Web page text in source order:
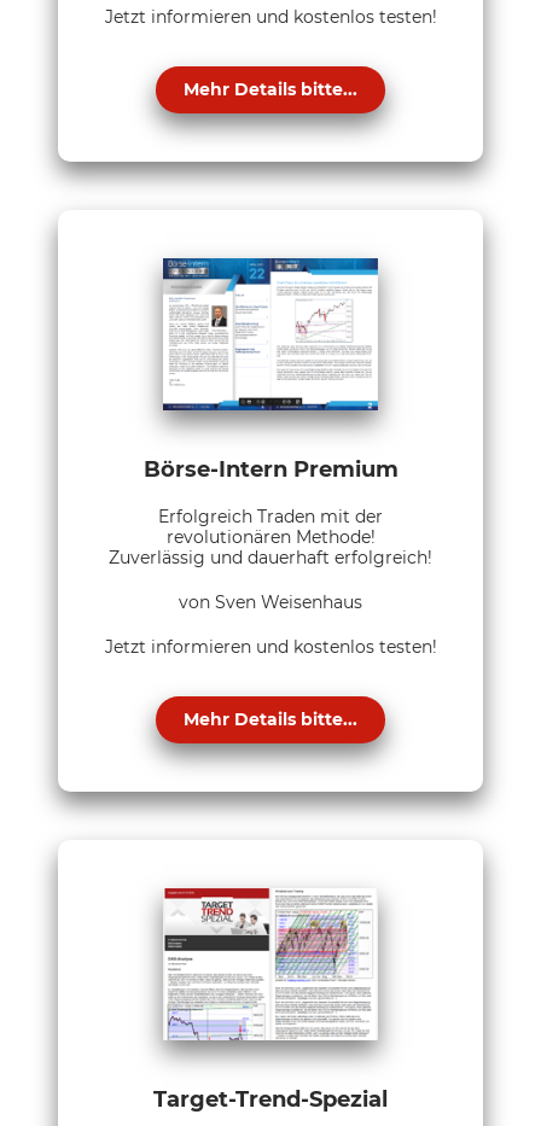
Jetzt informieren und kostenlos testen!
Mehr Details bitte...
Börse-Intern Premium
Erfolgreich Traden mit der
revolutionären Methode!
Zuverlässig und dauerhaft erfolgreich!
von Sven Weisenhaus
Jetzt informieren und kostenlos testen!
Mehr Details bitte...
Target-Trend-Spezial